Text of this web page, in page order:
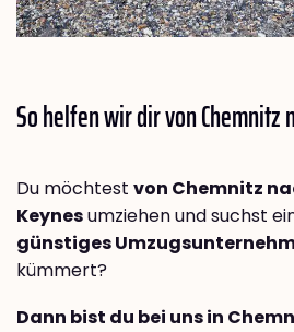
So helfen wir dir von Chemnitz
Du möchtest von Chemnitz
Keynesumziehen und suchst
günstiges
kümmert?
Dann bist du bei uns in